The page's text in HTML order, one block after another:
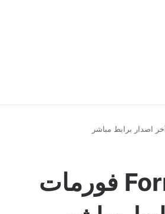
تنزيل برنامج Format Factory فورمات